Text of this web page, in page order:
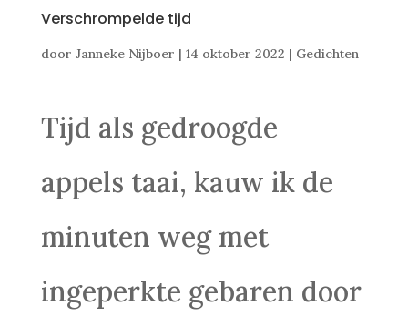
Verschrompelde tijd
door Janneke Nijboer | 14 oktober 2022 | Gedichten
Tijd als gedroogde
appels taai, kauw ik de
minuten weg met
ingeperkte gebaren door